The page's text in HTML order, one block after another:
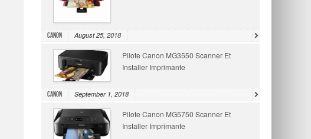
Canon August 25, 2018
Pilote Canon MG3550 Scanner Et
Installer Imprimante
Canon September 1, 2018
Pilote Canon MG5750 Scanner Et
Installer Imprimante